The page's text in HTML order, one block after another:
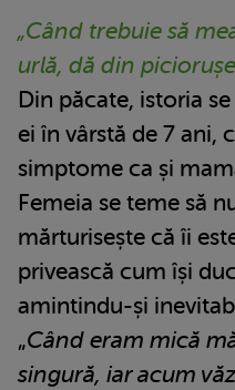
„Când trebuie să
urlă, dă din
Din păcate, istoria
ei în vârstă de 7 ani,
simptome ca și
Femeia se teme să
mărturisește că îi
privească cum își
amintindu-și
„Când eram mică
singură, iar acum